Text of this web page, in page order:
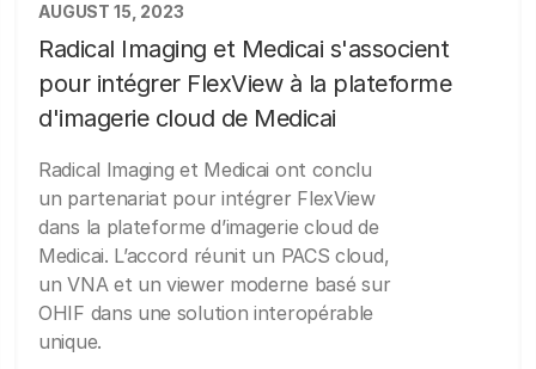
AUGUST 15, 2023
Radical Imaging et Medicai s'associent
pour intégrer FlexView à la plateforme
d'imagerie cloud de Medicai
Radical Imaging et Medicai ont conclu
un partenariat pour intégrer FlexView
dans la plateforme d’imagerie cloud de
Medicai. L’accord réunit un PACS cloud,
un VNA et un viewer moderne basé sur
OHIF dans une solution interopérable
unique.